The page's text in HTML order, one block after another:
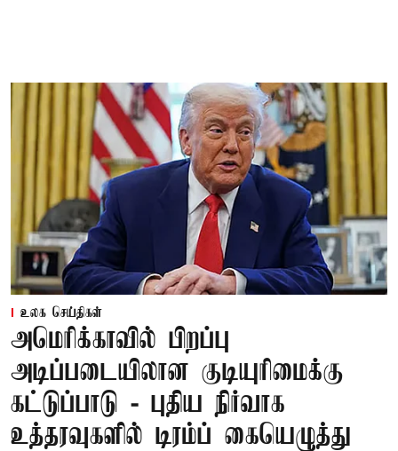
உலக செய்திகள்
அமெரிக்காவில் பிறப்பு
அடிப்படையிலான குடியுரிமைக்கு
கட்டுப்பாடு - புதிய நிர்வாக
உத்தரவுகளில் டிரம்ப் கையெழுத்து